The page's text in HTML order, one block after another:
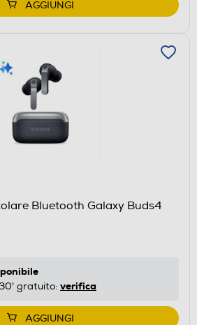
AGGIUNGI
Bluetooth Galaxy Buds4
gratuito: verifica
AGGIUNGI